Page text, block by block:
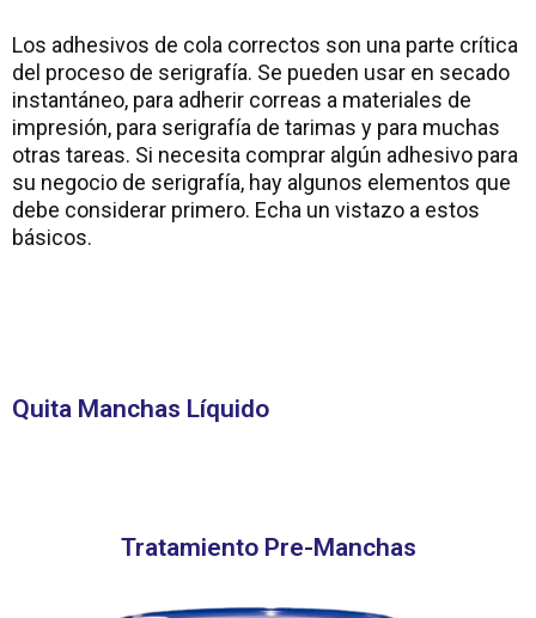
Los adhesivos de cola correctos son una parte crítica
del proceso de serigrafía. Se pueden usar en secado
instantáneo, para adherir correas a materiales de
impresión, para serigrafía de tarimas y para muchas
otras tareas. Si necesita comprar algún adhesivo para
su negocio de serigrafía, hay algunos elementos que
debe considerar primero. Echa un vistazo a estos
básicos.
Quita Manchas Líquido
Tratamiento Pre-Manchas